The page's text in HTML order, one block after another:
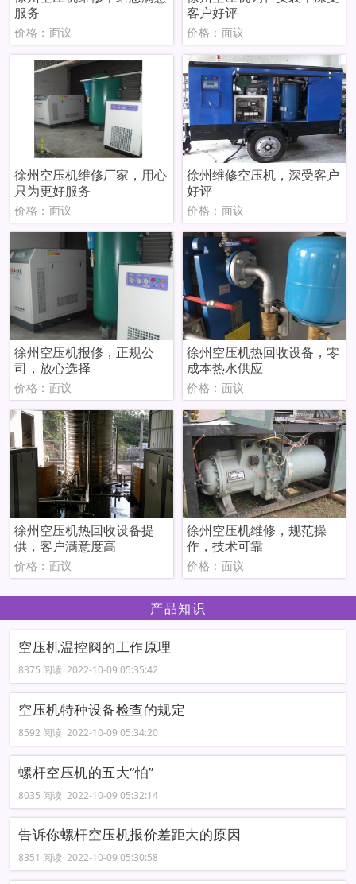
服务
价格：面议
客户好评
价格：面议
徐州空压机维修厂家，用心
只为更好服务
价格：面议
徐州维修空压机，深受客户
好评
价格：面议
徐州空压机报修，正规公
司，放心选择
价格：面议
徐州空压机热回收设备，零
成本热水供应
价格：面议
徐州空压机热回收设备提
供，客户满意度高
价格：面议
徐州空压机维修，规范操
作，技术可靠
价格：面议
产品知识
空压机温控阀的工作原理
8375 阅读 2022-10-09 05:35:42
空压机特种设备检查的规定
8592 阅读 2022-10-09 05:34:20
螺杆空压机的五大“怕”
8035 阅读 2022-10-09 05:32:14
告诉你螺杆空压机报价差距大的原因
8351 阅读 2022-10-09 05:30:58